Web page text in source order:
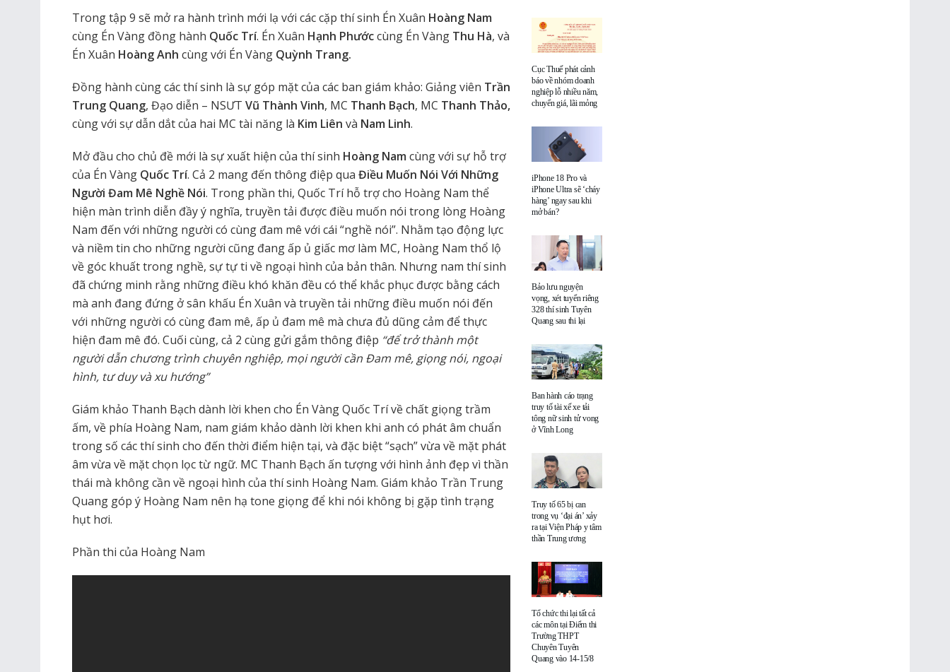
Trong tập 9 sẽ mở ra hành trình mới lạ với các cặp thí sinh Én Xuân Hoàng Nam
cùng Én Vàng đồng hành Quốc Trí. Én Xuân Hạnh Phướccùng Én Vàng Thu Hà, và
Én Xuân Hoàng Anh cùng với Én Vàng Quỳnh Trang.
Đồng hành cùng các thí sinh là sự góp mặt của các ban giám khảo: Giảng viên Trần
Trung Quang, Đạo diễn – NSƯT Vũ Thành Vinh, MC Thanh Bạch, MC Thanh Thảo,
cùng với sự dẫn dắt của hai MC tài năng là Kim Liên và Nam Linh.
Mở đầu cho chủ đề mới là sự xuất hiện của thí sinh Hoàng Nam cùng với sự hỗ trợ
của Én Vàng Quốc Trí. Cả 2 mang đến thông điệp qua Điều Muốn Nói Với Những
Người Đam Mê Nghề Nói. Trong phần thi, Quốc Trí hỗ trợ cho Hoàng Nam thể
hiện màn trình diễn đầy ý nghĩa, truyền tải được điều muốn nói trong lòng Hoàng
Nam đến với những người có cùng đam mê với cái “nghề nói”. Nhằm tạo động lực
và niềm tin cho những người cũng đang ấp ủ giấc mơ làm MC, Hoàng Nam thổ lộ
về góc khuất trong nghề, sự tự ti về ngoại hình của bản thân. Nhưng nam thí sinh
đã chứng minh rằng những điều khó khăn đều có thể khắc phục được bằng cách
mà anh đang đứng ở sân khấu Én Xuân và truyền tải những điều muốn nói đến
với những người có cùng đam mê, ấp ủ đam mê mà chưa đủ dũng cảm để thực
hiện đam mê đó. Cuối cùng, cả 2 cùng gửi gắm thông điệp “để trở thành một
người dẫn chương trình chuyên nghiệp, mọi người cần Đam mê, giọng nói, ngoại
hình, tư duy và xu hướng”
Giám khảo Thanh Bạch dành lời khen cho Én Vàng Quốc Trí về chất giọng trầm
ấm, về phía Hoàng Nam, nam giám khảo dành lời khen khi anh có phát âm chuẩn
trong số các thí sinh cho đến thời điểm hiện tại, và đặc biệt “sạch” vừa về mặt phát
âm vừa về mặt chọn lọc từ ngữ. MC Thanh Bạch ấn tượng với hình ảnh đẹp vì thần
thái mà không cần về ngoại hình của thí sinh Hoàng Nam. Giám khảo Trần Trung
Quang góp ý Hoàng Nam nên hạ tone giọng để khi nói không bị gặp tình trạng
hụt hơi.
Phần thi của Hoàng Nam
Cục Thuế phát cảnh
báo về nhóm doanh
nghiệp lỗ nhiều năm,
chuyển giá, lãi mỏng
iPhone 18 Pro và
iPhone Ultra sẽ ‘cháy
hàng’ ngay sau khi
mở bán?
Bảo lưu nguyện
vọng, xét tuyển riêng
328 thí sinh Tuyên
Quang sau thi lại
Ban hành cáo trạng
truy tố tài xế xe tải
tông nữ sinh tử vong
ở Vĩnh Long
Truy tố 65 bị can
trong vụ ‘đại án’ xảy
ra tại Viện Pháp y tâm
thần Trung ương
Tổ chức thi lại tất cả
các môn tại Điểm thi
Trường THPT
Chuyên Tuyên
Quang vào 14-15/8